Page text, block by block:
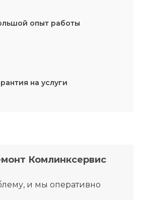
опыт работы
на услуги
Комлинксервис
и мы оперативно